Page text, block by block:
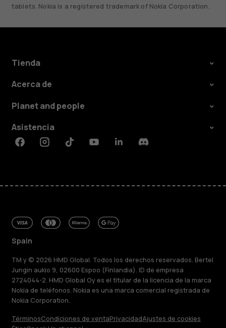
Acerca de
tablets. Nokia is a registered trademark of Nokia Corporation.
Tienda
Acerca de
Planet and people
Asistencia
FacebookInstagramTiktokYoutubeLinkedinDiscord
Spain
TM y © 2026 HMD Global. Todos los derechos reservados. Bertel
Jungin aukio 9, 02600 Espoo (Finlandia). ID de empresa
2724044-2. HMD Global Oy es el titular de la licencia de la marca
Nokia de teléfonos. Nokia es una marca comercial registrada de
Nokia Corporation.
TérminosCondiciones de ventaPrivacidadAjustes de cookies